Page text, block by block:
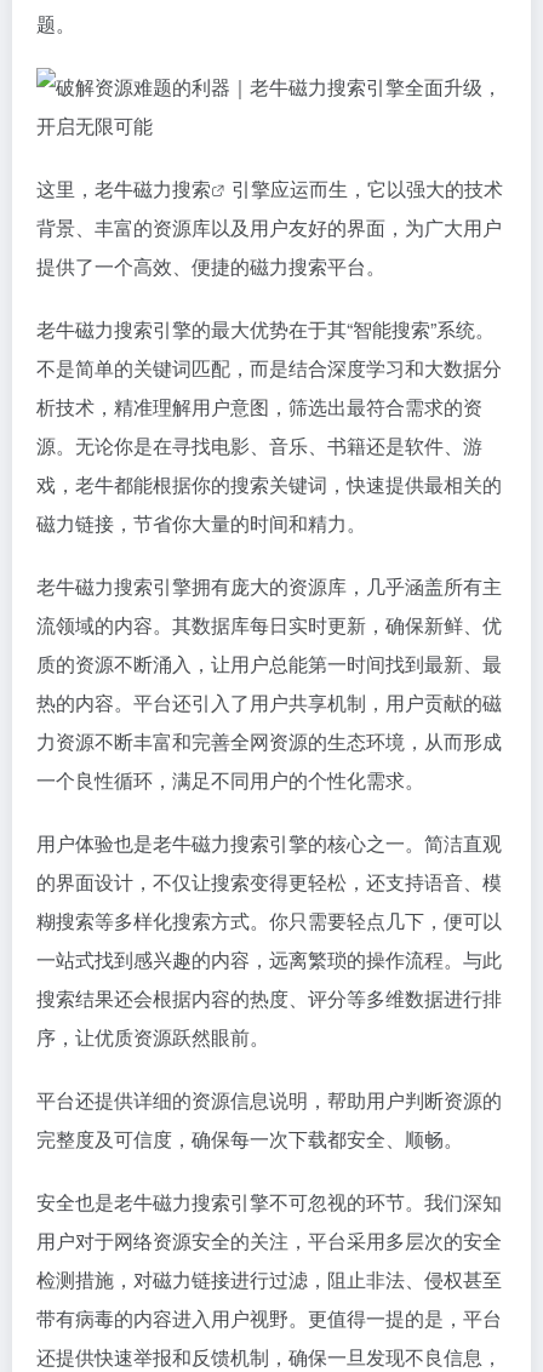
题。
这里，老牛磁力搜索
引擎应运而生，它以强大的技术
背景、丰富的资源库以及用户友好的界面，为广大用户
提供了一个高效、便捷的磁力搜索平台。
老牛磁力搜索引擎的最大优势在于其“智能搜索”系统。
不是简单的关键词匹配，而是结合深度学习和大数据分
析技术，精准理解用户意图，筛选出最符合需求的资
源。无论你是在寻找电影、音乐、书籍还是软件、游
戏，老牛都能根据你的搜索关键词，快速提供最相关的
磁力链接，节省你大量的时间和精力。
老牛磁力搜索引擎拥有庞大的资源库，几乎涵盖所有主
流领域的内容。其数据库每日实时更新，确保新鲜、优
质的资源不断涌入，让用户总能第一时间找到最新、最
热的内容。平台还引入了用户共享机制，用户贡献的磁
力资源不断丰富和完善全网资源的生态环境，从而形成
一个良性循环，满足不同用户的个性化需求。
用户体验也是老牛磁力搜索引擎的核心之一。简洁直观
的界面设计，不仅让搜索变得更轻松，还支持语音、模
糊搜索等多样化搜索方式。你只需要轻点几下，便可以
一站式找到感兴趣的内容，远离繁琐的操作流程。与此
搜索结果还会根据内容的热度、评分等多维数据进行排
序，让优质资源跃然眼前。
平台还提供详细的资源信息说明，帮助用户判断资源的
完整度及可信度，确保每一次下载都安全、顺畅。
安全也是老牛磁力搜索引擎不可忽视的环节。我们深知
用户对于网络资源安全的关注，平台采用多层次的安全
检测措施，对磁力链接进行过滤，阻止非法、侵权甚至
带有病毒的内容进入用户视野。更值得一提的是，平台
还提供快速举报和反馈机制，确保一旦发现不良信息，